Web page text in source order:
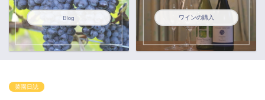
Blog ワインの購入
菜園日誌